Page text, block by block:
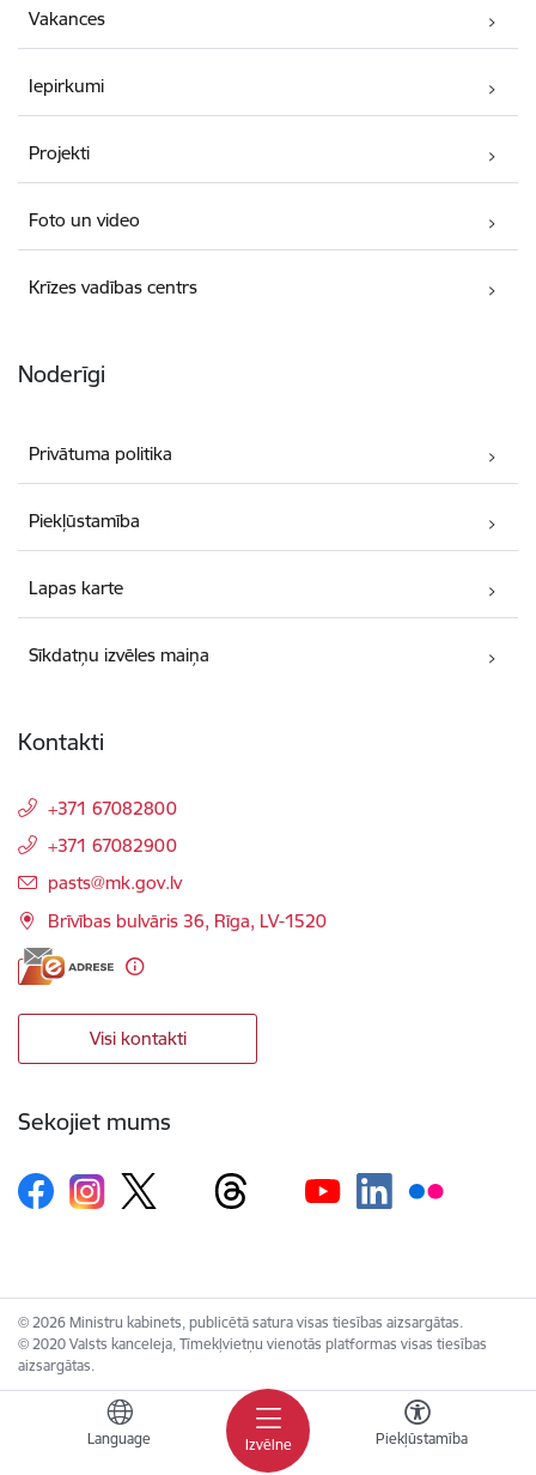
Izvēlne
Language Piekļūstamība
Vakances
Iepirkumi
Projekti
Foto un video
Krīzes vadības centrs
Noderīgi
Privātuma politika
Piekļūstamība
Lapas karte
Sīkdatņu izvēles maiņa
Kontakti
+371 67082800
+371 67082900
E-pasts:
pasts@mk.gov.lv
Brīvības bulvāris 36, Rīga, LV-1520
Visi kontakti
Sekojiet mums
© 2026 Ministru kabinets, publicētā satura visas tiesības aizsargātas.
© 2020 Valsts kanceleja, Tīmekļvietņu vienotās platformas visas tiesības
aizsargātas.